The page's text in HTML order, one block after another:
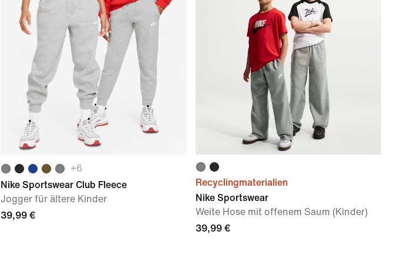
+6
Nike Sportswear Club Fleece
Jogger für ältere Kinder
39,99 €
Recyclingmaterialien
Nike Sportswear
Weite Hose mit offenem Saum (Kinder)
39,99 €